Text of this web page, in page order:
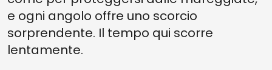
e ogni angolo offre uno scorcio
sorprendente. Il tempo qui scorre
lentamente.